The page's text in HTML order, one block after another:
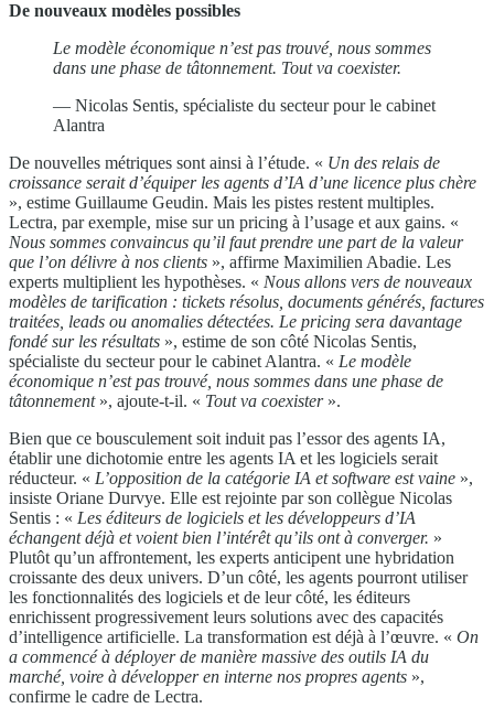
De nouveaux modèles possibles
Le modèle économique n’est pas trouvé, nous sommes
dans une phase de tâtonnement. Tout va coexister.
— Nicolas Sentis, spécialiste du secteur pour le cabinet
Alantra
De nouvelles métriques sont ainsi à l’étude. « Un des relais de
croissance serait d’équiper les agents d’IA d’une licence plus chère
», estime Guillaume Geudin. Mais les pistes restent multiples.
Lectra, par exemple, mise sur un pricing à l’usage et aux gains. «
Nous sommes convaincus qu’il faut prendre une part de la valeur
que l’on délivre à nos clients », affirme Maximilien Abadie. Les
experts multiplient les hypothèses. « Nous allons vers de nouveaux
modèles de tarification : tickets résolus, documents générés, factures
traitées, leads ou anomalies détectées. Le pricing sera davantage
fondé sur les résultats », estime de son côté Nicolas Sentis,
spécialiste du secteur pour le cabinet Alantra. « Le modèle
économique n’est pas trouvé, nous sommes dans une phase de
tâtonnement », ajoute-t-il. « Tout va coexister ».
Bien que ce bousculement soit induit pas l’essor des agents IA,
établir une dichotomie entre les agents IA et les logiciels serait
réducteur. « L’opposition de la catégorie IA et software est vaine »,
insiste Oriane Durvye. Elle est rejointe par son collègue Nicolas
Sentis : « Les éditeurs de logiciels et les développeurs d’IA
échangent déjà et voient bien l’intérêt qu’ils ont à converger. »
Plutôt qu’un affrontement, les experts anticipent une hybridation
croissante des deux univers. D’un côté, les agents pourront utiliser
les fonctionnalités des logiciels et de leur côté, les éditeurs
enrichissent progressivement leurs solutions avec des capacités
d’intelligence artificielle. La transformation est déjà à l’œuvre. « On
a commencé à déployer de manière massive des outils IA du
marché, voire à développer en interne nos propres agents »,
confirme le cadre de Lectra.